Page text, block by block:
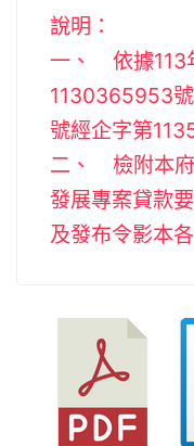
說明：
一、 依據113
1130365953
號經企字第
二、 檢附本府
發展專案貸款
及發布令影本各